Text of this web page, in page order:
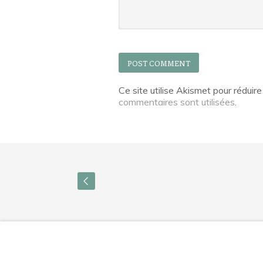
Ce site utilise Akismet pour
commentaires sont utilisées